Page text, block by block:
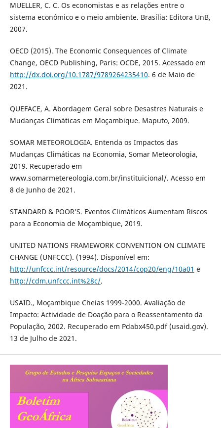
MUELLER, C. C. Os economistas e as relações entre o
sistema econômico e o meio ambiente. Brasília: Editora UnB,
2007.
OECD (2015). The Economic Consequences of Climate
Change, OECD Publishing, Paris: OCDE, 2015. Acessado em
http://dx.doi.org/10.1787/9789264235410. 6 de Maio de
2021.
QUEFACE, A. Abordagem Geral sobre Desastres Naturais e
Mudanças Climáticas em Moçambique. Maputo, 2009.
SOMAR METEOROLOGIA. Entenda os Impactos das
Mudanças Climáticas na Economia, Somar Meteorologia,
2019. Recuperado em
www.somarmetereologia.com.br/instituicional/. Acesso em
8 de Junho de 2021.
STANDARD & POOR’S. Eventos Climáticos Aumentam Riscos
para a Economia de Moçambique, 2019.
UNITED NATIONS FRAMEWORK CONVENTION ON CLIMATE
CHANGE (UNFCCC). (1994). Disponível em:
http://unfccc.int/resource/docs/2014/cop20/eng/10a01 e
http://cdm.unfccc.int%28c/.
USAID., Moçambique Cheias 1999-2000. Avaliação de
Impacto: Actividade de Doação para o Reassentamento da
População, 2002. Recuperado em Pdabx450.pdf (usaid.gov).
13 de Julho de 2021.